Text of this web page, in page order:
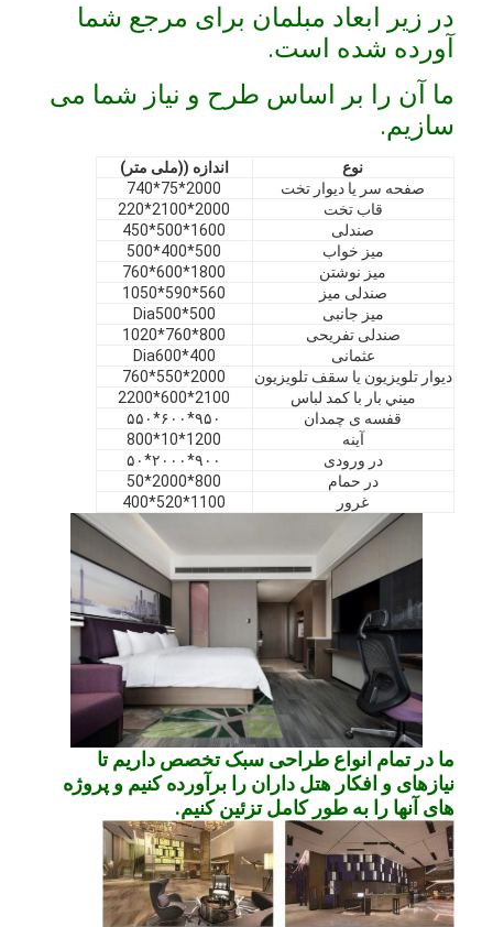
محصولات
ویدیو
بازدید از کارخانه
کنترل کیفیت
با ما تماس بگیرید
اخبار
موارد
سوالات
حالا حرف بزن
در زیر ابعاد مبلمان برای مرجع شما
آورده شده است.
ما آن را بر اساس طرح و نیاز شما می
سازیم.
نوع
اندازه ((ملی متر)
صفحه سر یا دیوار تخت
2000*75*740
قاب تخت
2000*2100*220
صندلی
1600*500*450
میز خواب
500*400*500
میز نوشتن
1800*600*760
صندلی میز
560*590*1050
میز جانبی
Dia500*500
صندلی تفریحی
800*760*1020
عثمانی
Dia600*400
دیوار تلویزیون یا سقف تلویزیون
2000*550*760
ميني بار با کمد لباس
2100*600*2200
قفسه ی چمدان
۹۵۰*۶۰۰*۵۵۰
آینه
1200*10*800
در ورودی
۹۰۰*۲۰۰۰*۵۰
در حمام
800*2000*50
غرور
1100*520*400
ما در تمام انواع طراحی سبک تخصص داریم تا
نیازهای و افکار هتل داران را برآورده کنیم و پروژه
های آنها را به طور کامل تزئین کنیم.